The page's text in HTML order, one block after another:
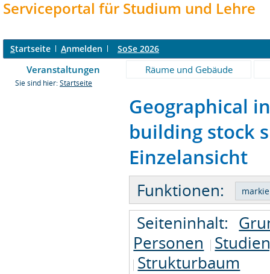
Serviceportal für Studium und Lehre
Startseite Anmelden SoSe 2026
Veranstaltungen Räume und Gebäude
Sie sind hier: Startseite
Geographical
building stock
Einzelansicht
Funktionen:
Seiteninhalt:
Personen
Strukturbaum